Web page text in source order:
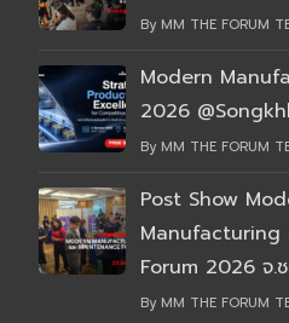
By MM THE FORUM
Modern
2026
By MM THE FORUM
Post Show
Forum 2026 จ.
By MM THE FORUM